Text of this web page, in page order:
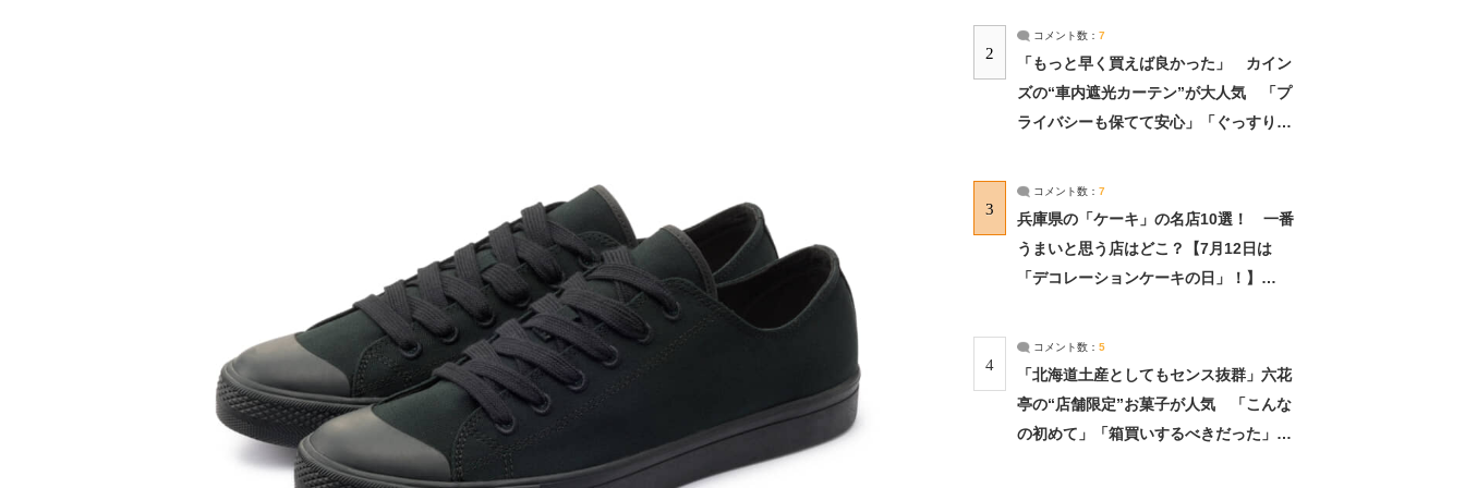
2
コメント数： 7
「もっと早く買えば良かった」 カイン
ズの“車内遮光カーテン”が大人気 「プ
ライバシーも保てて安心」「ぐっすり眠
3
コメント数： 7
兵庫県の「ケーキ」の名店10選！ 一番
うまいと思う店はどこ？【7月12日は
「デコレーションケーキの日」！】
4
コメント数： 5
「北海道土産としてもセンス抜群」六花
亭の“店舗限定”お菓子が人気 「こんな
の初めて」「箱買いするべきだった」